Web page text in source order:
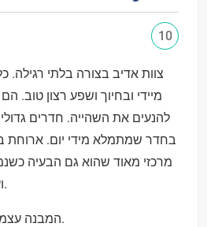
מיידי ובחיוך ושפע רצון טוב.
להנעים את השהייה. חדרים
בחדר שמתמלא מידי יום. ארוחת
מרכזי מאוד שהוא גם הבעיה
ועמורה של רחוב בנגלה.
-: המבנה עצמו מעט ישן. אין מעלית.
10